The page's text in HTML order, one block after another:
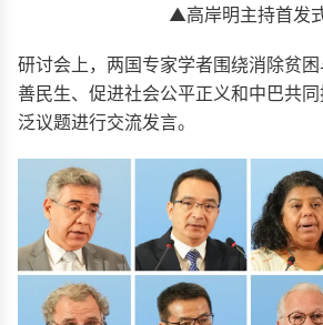
▲高岸明主持首发
研讨会上，两国专家学者围绕消除贫
善民生、促进社会公平正义和中巴共
泛议题进行交流发言。